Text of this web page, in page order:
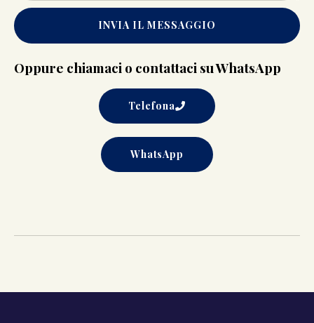
INVIA IL MESSAGGIO
Oppure chiamaci o contattaci su WhatsApp
Telefona
WhatsApp